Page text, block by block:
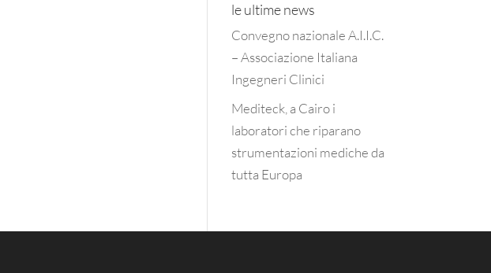
le ultime news
Convegno nazionale A.I.I.C.
– Associazione Italiana
Ingegneri Clinici
Mediteck, a Cairo i
laboratori che riparano
strumentazioni mediche da
tutta Europa